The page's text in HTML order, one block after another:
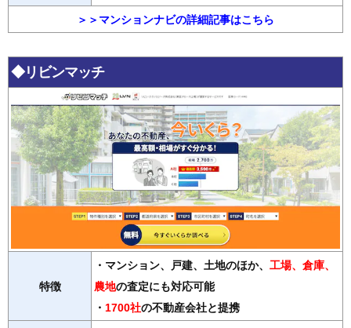
＞＞マンションナビの詳細記事はこちら
◆リビンマッチ
特徴
・マンション、戸建、土地のほか、 工場、倉庫、
農地の査定にも対応可能
・ 1700社の不動産会社と提携